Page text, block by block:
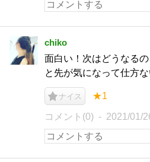
chiko
面白い！次はどうなる
と先が気になって仕方な
ナイス ★1
コメント(0) 2021/01/